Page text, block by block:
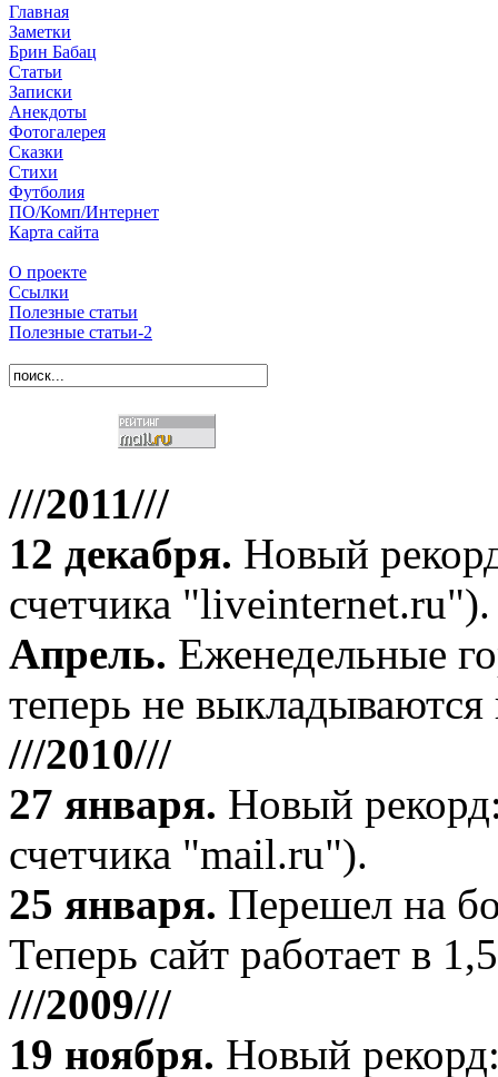
Главная
Заметки
Брин Бабац
Статьи
Записки
Анекдоты
Фотогалерея
Сказки
Стихи
Футболия
ПО/Комп/Интернет
Карта сайта
О проекте
Ссылки
Полезные статьи
Полезные статьи-2
///2011///
12 декабря. Новый
счетчика "liveinternet.ru").
Апрель. Еженедельные
теперь не выкладываются
///2010///
27 января. Новый
счетчика "mail.ru").
25 января. Перешел на
Теперь сайт работает в
///2009///
19 ноября. Новый